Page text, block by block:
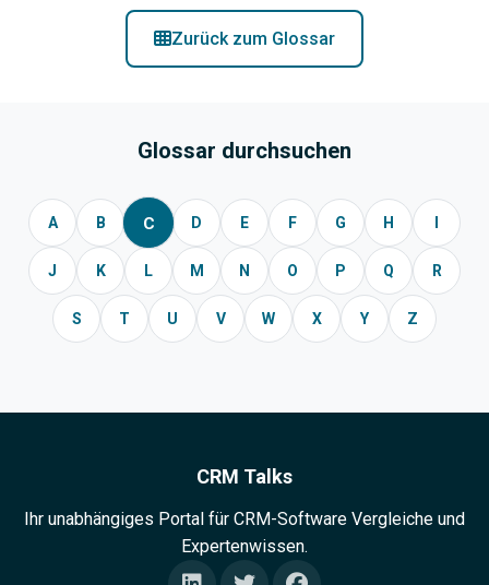
Zurück zum Glossar
Glossar durchsuchen
A B C D E F G H
J K L M N O P Q R
S T U V W X Y Z
CRM Talks
Ihr unabhängiges Portal für CRM-Software Vergleiche und
Expertenwissen.